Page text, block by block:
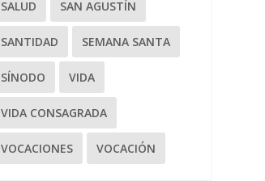
SALUD SAN AGUSTÍN
SANTIDAD SEMANA SANTA
SÍNODO VIDA
VIDA CONSAGRADA
VOCACIONES VOCACIÓN